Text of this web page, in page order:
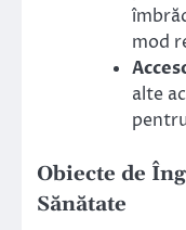
mod
alte
Obiecte de
Sănătate